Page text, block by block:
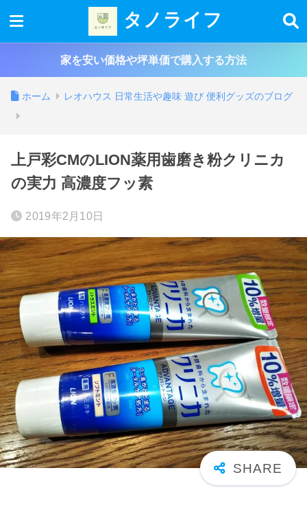
タノライフ
家を安い価格や坪単価で購入する方法
ホーム レオハウス 日常生活や趣味 遊び 便利グッズのブログ
上戸彩CMのLION薬用歯磨き粉クリニカ
の実力 高濃度フッ素
2019年2月10日